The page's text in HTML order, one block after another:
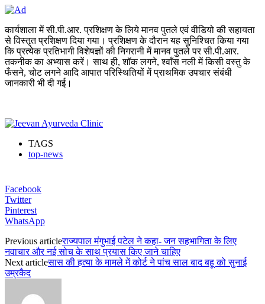
कार्यशाला में सी.पी.आर. प्रशिक्षण के लिये मानव पुतले एवं वीडियो की सहायता
से विस्तृत प्रशिक्षण दिया गया। प्रशिक्षण के दौरान यह सुनिश्चित किया गया
कि प्रत्येक प्रतिभागी विशेषज्ञों की निगरानी में मानव पुतले पर सी.पी.आर.
तकनीक का अभ्यास करें। साथ ही, शॉक लगने, श्वाँस नली में किसी वस्तु के
फँसने, चोट लगने आदि आपात परिस्थितियों में प्राथमिक उपचार संबंधी
जानकारी भी दी गई।
TAGS
top-news
Facebook
Twitter
Pinterest
WhatsApp
Previous articleराज्यपाल मंगुभाई पटेल ने कहा- जन सहभागिता के लिए
नवाचार और नई सोच के साथ प्रयास किए जाने चाहिए
Next articleसास की हत्या के मामले में कोर्ट ने पांच साल बाद बहू को सुनाई
उम्रकैद